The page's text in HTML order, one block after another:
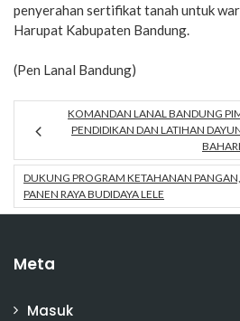
penyerahan sertifikat tanah untuk
Harupat Kabupaten Bandung.
(Pen Lanal Bandung)
KOMANDAN LANAL BANDUNG
PENDIDIKAN DAN LATIHAN
DUKUNG PROGRAM KETAHANAN
PANEN RAYA BUDIDAYA LELE
Meta
Masuk